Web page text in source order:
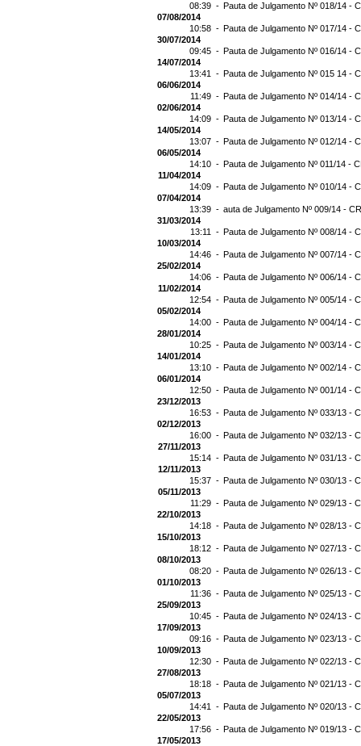
08:39 - Pauta de Julgamento Nº 018/14 -
07/08/2014
10:58 - Pauta de Julgamento Nº 017/14 -
30/07/2014
09:45 - Pauta de Julgamento Nº 016/14 -
14/07/2014
13:41 - Pauta de Julgamento Nº 015 14 -
06/06/2014
11:49 - Pauta de Julgamento Nº 014/14 -
02/06/2014
14:09 - Pauta de Julgamento Nº 013/14 -
14/05/2014
13:07 - Pauta de Julgamento Nº 012/14 -
06/05/2014
14:10 - Pauta de Julgamento Nº 011/14 -
11/04/2014
14:09 - Pauta de Julgamento Nº 010/14 -
07/04/2014
13:39 - auta de Julgamento Nº 009/14 -
31/03/2014
13:11 - Pauta de Julgamento Nº 008/14 -
10/03/2014
14:46 - Pauta de Julgamento Nº 007/14 -
25/02/2014
14:06 - Pauta de Julgamento Nº 006/14 -
11/02/2014
12:54 - Pauta de Julgamento Nº 005/14 -
05/02/2014
14:00 - Pauta de Julgamento Nº 004/14 -
28/01/2014
10:25 - Pauta de Julgamento Nº 003/14 -
14/01/2014
13:10 - Pauta de Julgamento Nº 002/14 -
06/01/2014
12:50 - Pauta de Julgamento Nº 001/14 -
23/12/2013
16:53 - Pauta de Julgamento Nº 033/13 -
02/12/2013
16:00 - Pauta de Julgamento Nº 032/13 -
27/11/2013
15:14 - Pauta de Julgamento Nº 031/13 -
12/11/2013
15:37 - Pauta de Julgamento Nº 030/13 -
05/11/2013
11:29 - Pauta de Julgamento Nº 029/13 -
22/10/2013
14:18 - Pauta de Julgamento Nº 028/13 -
15/10/2013
18:12 - Pauta de Julgamento Nº 027/13 -
08/10/2013
08:20 - Pauta de Julgamento Nº 026/13 -
01/10/2013
11:36 - Pauta de Julgamento Nº 025/13 -
25/09/2013
10:45 - Pauta de Julgamento Nº 024/13 -
17/09/2013
09:16 - Pauta de Julgamento Nº 023/13 -
10/09/2013
12:30 - Pauta de Julgamento Nº 022/13 -
27/08/2013
18:18 - Pauta de Julgamento Nº 021/13 -
05/07/2013
14:41 - Pauta de Julgamento Nº 020/13 -
22/05/2013
17:56 - Pauta de Julgamento Nº 019/13 -
17/05/2013